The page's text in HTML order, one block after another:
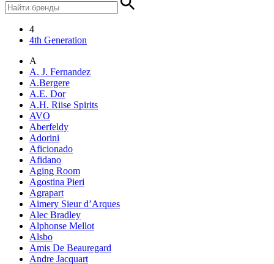
4
4th Generation
A
A. J. Fernandez
A.Bergere
A.E. Dor
A.H. Riise Spirits
AVO
Aberfeldy
Adorini
Aficionado
Afidano
Aging Room
Agostina Pieri
Agrapart
Aimery Sieur d’Arques
Alec Bradley
Alphonse Mellot
Alsbo
Amis De Beauregard
Andre Jacquart